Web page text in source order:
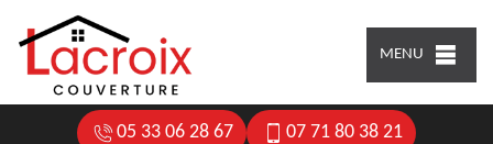
MENU
05 33 06 28 67 07 71 80 38 21